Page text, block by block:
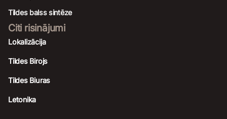
Tildes balss sintēze
Citi risinājumi
Lokalizācija
Tildes Birojs
Tildes Biuras
Letonika